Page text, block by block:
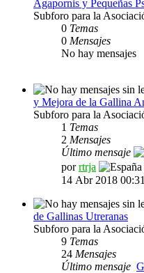
Agapornis y Pequeñas
Subforo para la
0 Temas
0 Mensajes
No hay mensajes
y Mejora de la Gallina
Subforo para la
1 Temas
2 Mensajes
Último mensaje
porrtrja
14 Abr 2018 00:31
de Gallinas Utreranas
Subforo para la
9 Temas
24 Mensajes
Último mensaje